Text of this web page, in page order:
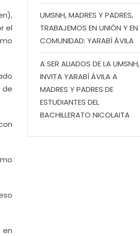
el
de
en
UMSNH, MADRES Y PADRES,
TRABAJEMOS EN UNIÓN Y EN
COMUNIDAD: YARABÍ ÁVILA
A SER ALIADOS DE LA UMSNH,
INVITA YARABÍ ÁVILA A
MADRES Y PADRES DE
ESTUDIANTES DEL
BACHILLERATO NICOLAITA